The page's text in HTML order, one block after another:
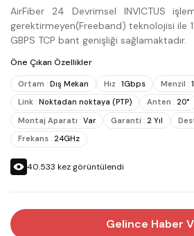
AirFiber 24 Devrimsel INVICTUS
gerektirmeyen(Freeband) teknolojisi ile
GBPS TCP bant genişliği sağlamaktadır.
Öne Çıkan Özellikler
Ortam : Dış Mekan Hız : 1Gbps Menzil :
Link : Noktadan noktaya (PTP) Anten : 20°
Montaj Aparatı : Var Garanti : 2 Yıl
Frekans : 24GHz
40.533 kez görüntülendi
Gelince Haber